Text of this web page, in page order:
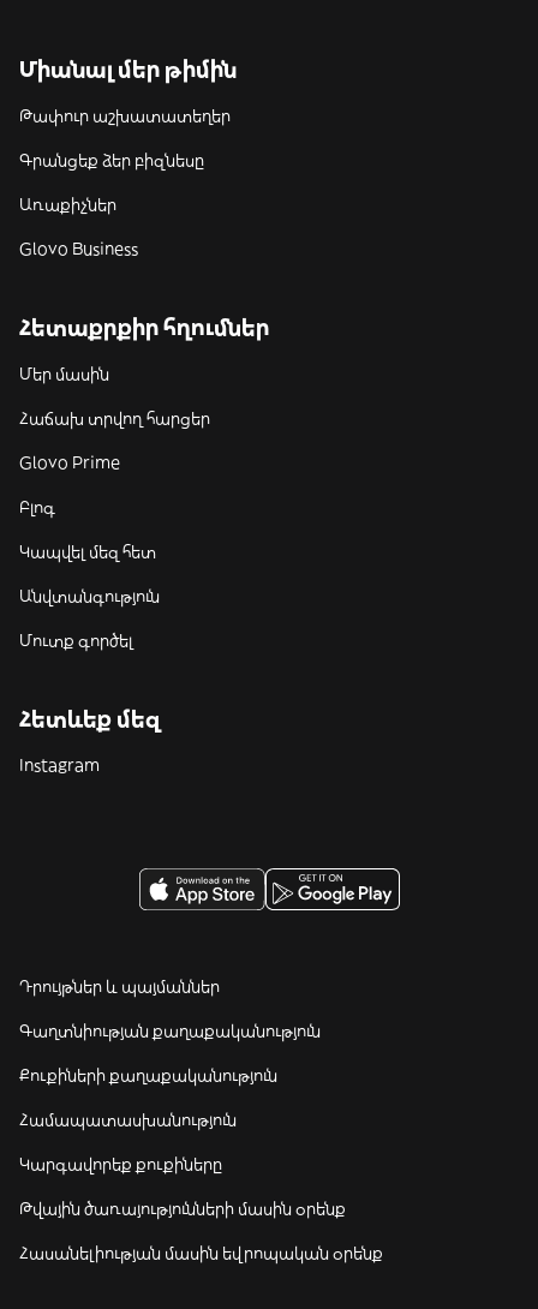
Միանալ մեր թիմին
Թափուր աշխատատեղեր
Գրանցեք ձեր բիզնեսը
Առաքիչներ
Glovo Business
Հետաքրքիր հղումներ
Մեր մասին
Հաճախ տրվող հարցեր
Glovo Prime
Բլոգ
Կապվել մեզ հետ
Անվտանգություն
Մուտք գործել
Հետևեք մեզ
Instagram
Դրույթներ և պայմաններ
Գաղտնիության քաղաքականություն
Քուքիների քաղաքականություն
Համապատասխանություն
Կարգավորեք քուքիները
Թվային ծառայությունների մասին օրենք
Հասանելիության մասին եվրոպական օրենք